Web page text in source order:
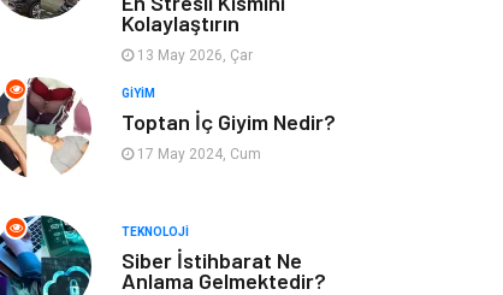
Astroloji Müzik
Gençlik
Sigorta Bakım
Kolaylaştırın
13 May 2026, Çar
GIYIM
Toptan İç Giyim Nedir?
17 May 2024, Cum
TEKNOLOJI
Siber İstihbarat Ne
Anlama Gelmektedir?